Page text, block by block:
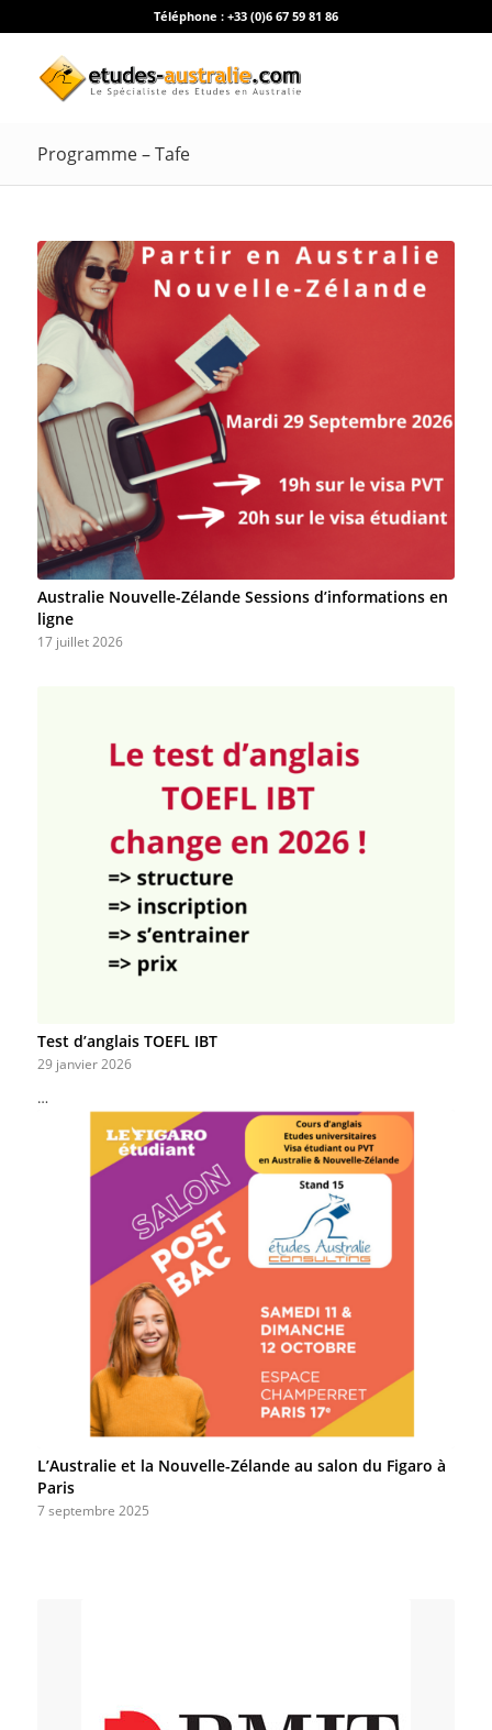
Téléphone : +33 (0)6 67 59 81 86
Programme – Tafe
Australie Nouvelle-Zélande Sessions d’informations en
ligne
17 juillet 2026
Test d’anglais TOEFL IBT
29 janvier 2026
…
L’Australie et la Nouvelle-Zélande au salon du Figaro à
Paris
7 septembre 2025